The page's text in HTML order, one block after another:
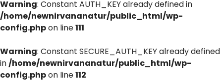
Warning: Constant AUTH_KEY already defined in
/home/newnirvananatur/public_html/wp-
config.phpon line111
Warning: Constant SECURE_AUTH_KEY already defined
in/home/newnirvananatur/public_html/wp-
config.phpon line112